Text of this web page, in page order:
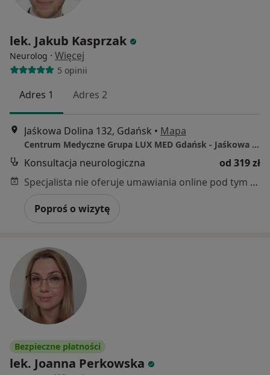
lek. Jakub Kasprzak
Neurolog · Więcej
5 opinii
Adres 1 Adres 2
Jaśkowa Dolina 132, Gdańsk • Mapa
Centrum Medyczne Grupa LUX MED Gdańsk - Jaśkowa Dolina 132
Konsultacja neurologiczna
od 319 zł
Specjalista nie oferuje umawiania online pod tym adresem.
Poproś o wizytę
Bezpieczne płatności
lek. Joanna Perkowska